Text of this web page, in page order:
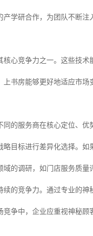
学研合作，为团队不断
心竞争力之一。这些技
书房能够更好地适应市场
的服务商在核心定位、
目标进行差异化选择。
的调研，如门店服务质
的竞争力。通过专业的
争中，企业应重视神秘